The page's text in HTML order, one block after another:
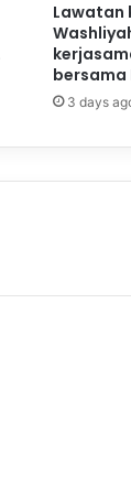
Lawatan
bersama
3 days